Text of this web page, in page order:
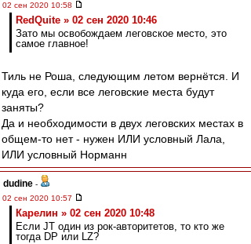
02 сен 2020 10:58
RedQuite » 02 сен 2020 10:46
Зато мы освобождаем леговское место, это
самое главное!
Тиль не Роша, следующим летом вернётся. И
куда его, если все леговские места будут
заняты?
Да и необходимости в двух леговских местах в
общем-то нет - нужен ИЛИ условный Лала,
ИЛИ условный Норманн
dudine -
02 сен 2020 10:57
Карелин » 02 сен 2020 10:48
Если JT один из рок-авторитетов, то кто же
тогда DP или LZ?